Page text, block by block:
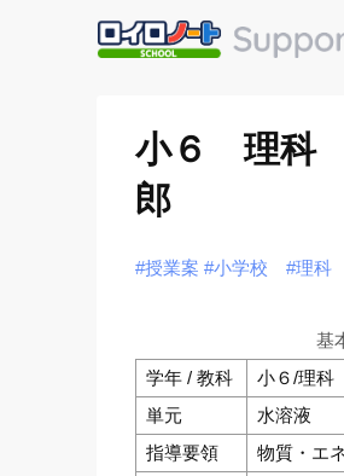
小６ 理科
郎
#授業案 #小学校 #理科
基
学年 / 教科
小６/理科
単元
水溶液
指導要領
物質・エ